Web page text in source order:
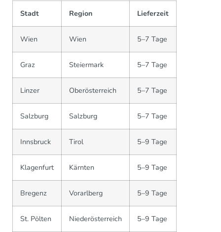
Stadt Region Lieferzeit
Wien Wien 5–7 Tage
Graz Steiermark 5–7 Tage
Linzer Oberösterreich 5–7 Tage
Salzburg Salzburg 5–7 Tage
Innsbruck Tirol 5–9 Tage
Klagenfurt Kärnten 5–9 Tage
Bregenz Vorarlberg 5–9 Tage
St. Pölten Niederösterreich 5–9 Tage